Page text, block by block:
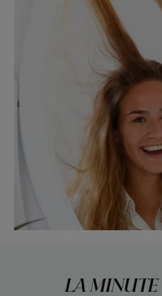
LA